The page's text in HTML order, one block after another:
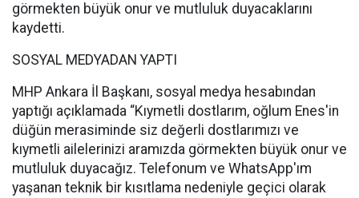
görmekten büyük onur ve mutluluk duyacaklarını
kaydetti.
SOSYAL MEDYADAN YAPTI
MHP Ankara İl Başkanı, sosyal medya hesabından
yaptığı açıklamada “Kıymetli dostlarım, oğlum Enes'in
düğün merasiminde siz değerli dostlarımızı ve
kıymetli ailelerinizi aramızda görmekten büyük onur ve
mutluluk duyacağız. Telefonum ve WhatsApp'ım
yaşanan teknik bir kısıtlama nedeniyle geçici olarak